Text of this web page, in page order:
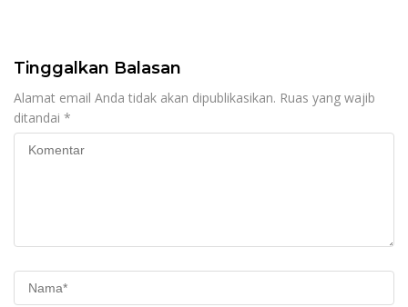
Tinggalkan Balasan
Alamat email Anda tidak akan dipublikasikan. Ruas yang wajib
ditandai *